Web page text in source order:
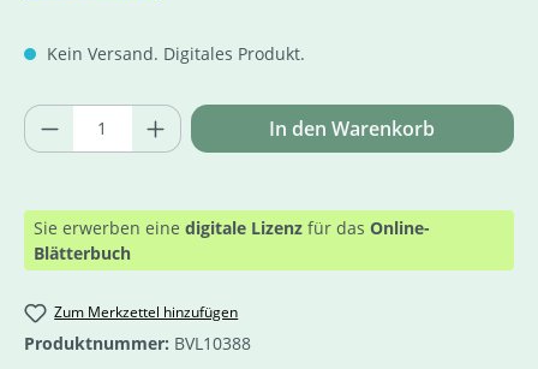
Kein Versand. Digitales Produkt.
Produkt Anzahl: Gib den gewünschten
In den Warenkorb
Sie erwerben eine digitale Lizenz für das Online-
Blätterbuch
Zum Merkzettel hinzufügen
Produktnummer: BVL10388